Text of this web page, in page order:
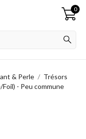
0
& Perle
Trésors
- Peu commune